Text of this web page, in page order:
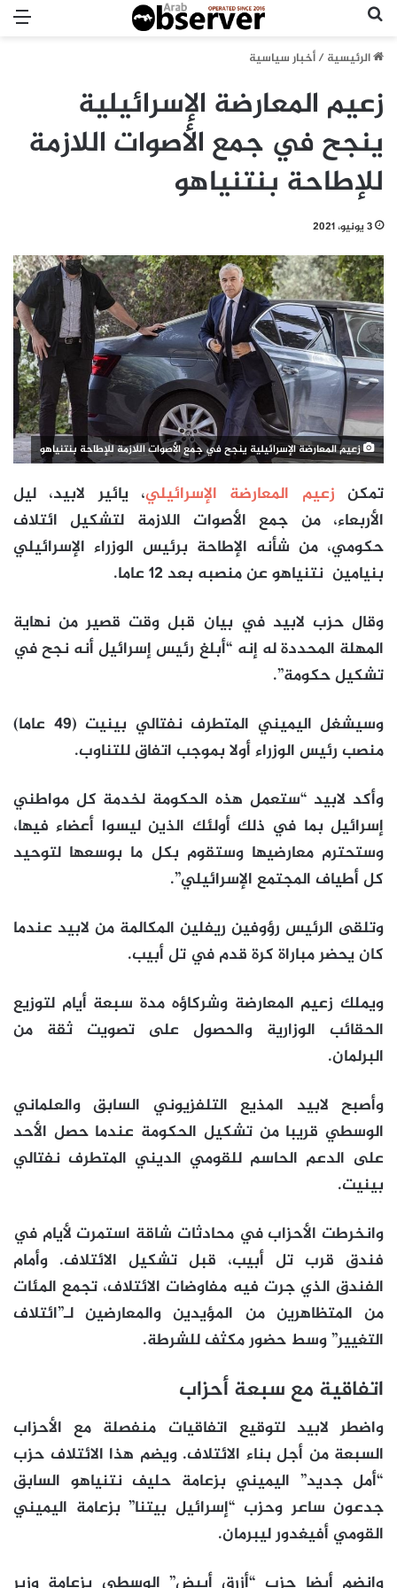
الرئيسية/أخبار سياسية
زعيم المعارضة الإسرائيلية
ينجح في جمع الأصوات اللازمة
للإطاحة بنتنياهو
3 يونيو، 2021
زعيم المعارضة الإسرائيلية ينجح في جمع الأصوات اللازمة للإطاحة بنتنياهو
تمكن زعيم المعارضة الإسرائيلي، يائير لابيد، ليل
الأربعاء، من جمع الأصوات اللازمة لتشكيل ائتلاف
حكومي، من شأنه الإطاحة برئيس الوزراء الإسرائيلي
بنيامين نتنياهو عن منصبه بعد 12 عاما.
وقال حزب لابيد في بيان قبل وقت قصير من نهاية
المهلة المحددة له إنه “أبلغ رئيس إسرائيل أنه نجح في
تشكيل حكومة”.
وسيشغل اليميني المتطرف نفتالي بينيت (49 عاما)
منصب رئيس الوزراء أولا بموجب اتفاق للتناوب.
وأكد لابيد “ستعمل هذه الحكومة لخدمة كل مواطني
إسرائيل بما في ذلك أولئك الذين ليسوا أعضاء فيها،
وستحترم معارضيها وستقوم بكل ما بوسعها لتوحيد
كل أطياف المجتمع الإسرائيلي”.
وتلقى الرئيس رؤوفين ريفلين المكالمة من لابيد عندما
كان يحضر مباراة كرة قدم في تل أبيب.
ويملك زعيم المعارضة وشركاؤه مدة سبعة أيام لتوزيع
الحقائب الوزارية والحصول على تصويت ثقة من
البرلمان.
وأصبح لابيد المذيع التلفزيوني السابق والعلماني
الوسطي قريبا من تشكيل الحكومة عندما حصل الأحد
على الدعم الحاسم للقومي الديني المتطرف نفتالي
بينيت.
وانخرطت الأحزاب في محادثات شاقة استمرت لأيام في
فندق قرب تل أبيب، قبل تشكيل الائتلاف. وأمام
الفندق الذي جرت فيه مفاوضات الائتلاف، تجمع المئات
من المتظاهرين من المؤيدين والمعارضين لـ”ائتلاف
التغيير” وسط حضور مكثف للشرطة.
اتفاقية مع سبعة أحزاب
واضطر لابيد لتوقيع اتفاقيات منفصلة مع الأحزاب
السبعة من أجل بناء الائتلاف. ويضم هذا الائتلاف حزب
“أمل جديد” اليميني بزعامة حليف نتنياهو السابق
جدعون ساعر وحزب “إسرائيل بيتنا” بزعامة اليميني
القومي أفيغدور ليبرمان.